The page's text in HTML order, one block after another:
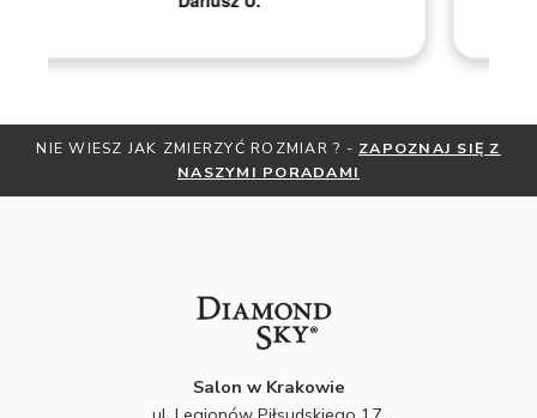
NIE WIESZ JAK ZMIERZYĆ ROZMIAR ? - ZAPOZNAJ SIĘ Z
NASZYMI PORADAMI
Salon w Krakowie